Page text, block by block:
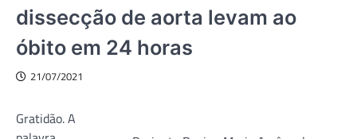
dissecção de aorta levam ao
óbito em 24 horas
21/07/2021
Gratidão. A